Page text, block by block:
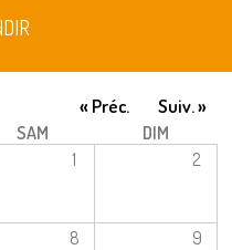
« Préc. Suiv. »
SAM
DIM
1 2
8 9